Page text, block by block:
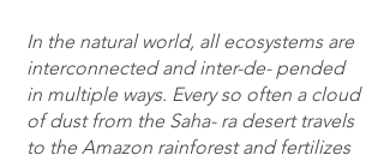
In the natural world, all ecosystems are
interconnected and inter-de- pended
in multiple ways. Every so often a cloud
of dust from the Saha- ra desert travels
to the Amazon rainforest and fertilizes